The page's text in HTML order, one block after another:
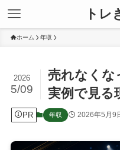
トレ
ホーム 年収
売れなくな
実例で見る
2026
5/09
PR 年収 2026年5月9